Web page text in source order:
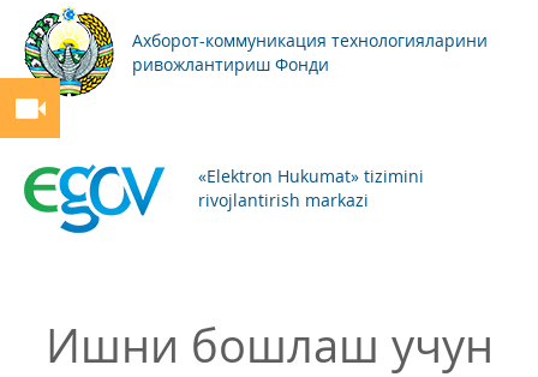
Ахборот-коммуникация технологияларини
ривожлантириш Фонди
«Elektron Hukumat» tizimini
rivojlantirish markazi
Ишни бошлаш учун